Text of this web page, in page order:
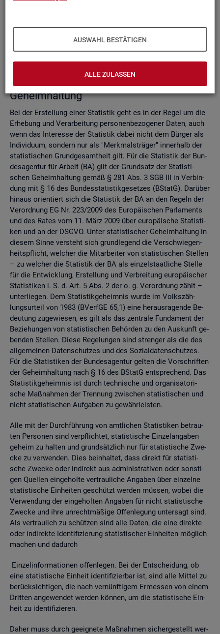
AUSWAHL BESTÄTIGEN
ALLE ZULASSEN
tung
Zell­sper­rungs­ver­fah­ren
Run­dungs­ver­fah­ren
Ver­gleich der Ver­fah­ren
Recht­li­che Grund­la­gen der sta­tis­ti­schen
Ge­heim­hal­tung
Bei der Er­stel­lung einer Sta­tis­tik geht es in der Regel um die
Er­he­bung und Ver­ar­bei­tung per­so­nen­be­zo­ge­ner Daten, auch
wenn das In­ter­es­se der Sta­tis­tik dabei nicht dem Bür­ger als
In­di­vi­du­um, son­dern nur als "Merk­mals­trä­ger" in­ner­halb der
sta­tis­ti­schen Grund­ge­samt­heit gilt. Für die Sta­tis­tik der Bun­
des­agen­tur für Ar­beit (BA) gilt der Grund­satz der Sta­tis­ti­
schen Ge­heim­hal­tung gemäß § 281 Abs. 3 SGB III in Ver­bin­
dung mit § 16 des Bun­des­sta­tis­tik­ge­set­zes (BStatG). Dar­über
hin­aus ori­en­tiert sich die Sta­tis­tik der BA an den Re­geln der
Ver­ord­nung EG Nr. 223/2009 des Eu­ro­päi­schen Par­la­ments
und des Rates vom 11. März 2009 über eu­ro­päi­sche Sta­tis­ti­
ken und an der DSGVO. Unter sta­tis­ti­scher Ge­heim­hal­tung in
die­sem Sinne ver­steht sich grund­le­gend die Ver­schwie­gen­
heits­pflicht, wel­cher die Mit­ar­bei­ter von sta­tis­ti­schen Stel­len
– zu wel­cher die Sta­tis­tik der BA als ein­zel­staat­li­che Stel­le
für die Ent­wick­lung, Er­stel­lung und Ver­brei­tung eu­ro­päi­scher
Sta­tis­ti­ken i. S. d. Art. 5 Abs. 2 der o. g. Ver­ord­nung zählt –
un­ter­lie­gen. Dem Sta­tis­tik­ge­heim­nis wurde im Volks­zäh­
lungs­ur­teil von 1983 (BVerf­GE 65,1) eine her­aus­ra­gen­de Be­
deu­tung zu­ge­wie­sen, es gilt als das zen­tra­le Fun­da­ment der
Be­zie­hun­gen von sta­tis­ti­schen Be­hör­den zu den Aus­kunft ge­
ben­den Stel­len. Diese Re­ge­lun­gen sind stren­ger als die des
all­ge­mei­nen Da­ten­schut­zes und des So­zi­al­da­ten­schut­zes.
Für die Sta­tis­ti­ken der Bun­des­agen­tur gel­ten die Vor­schrif­ten
der Ge­heim­hal­tung nach § 16 des BStatG ent­spre­chend. Das
Sta­tis­tik­ge­heim­nis ist durch tech­ni­sche und or­ga­ni­sa­to­ri­
sche Maß­nah­men der Tren­nung zwi­schen sta­tis­ti­schen und
nicht sta­tis­ti­schen Auf­ga­ben zu ge­währ­leis­ten.
Alle mit der Durch­füh­rung von amt­li­chen Sta­tis­ti­ken be­trau­
ten Per­so­nen sind ver­pflich­tet, sta­tis­ti­sche Ein­zel­an­ga­ben
ge­heim zu hal­ten und grund­sätz­lich nur für sta­tis­ti­sche Zwe­
cke zu ver­wen­den. Dies be­inhal­tet, dass di­rekt für sta­tis­ti­
sche Zwe­cke oder in­di­rekt aus ad­mi­nis­tra­ti­ven oder sons­ti­
gen Quel­len ein­ge­hol­te ver­trau­li­che An­ga­ben über ein­zel­ne
sta­tis­ti­sche Ein­hei­ten ge­schützt wer­den müs­sen, wobei die
Ver­wen­dung der ein­ge­hol­ten An­ga­ben für nicht sta­tis­ti­sche
Zwe­cke und ihre un­recht­mä­ßi­ge Of­fen­le­gung un­ter­sagt sind.
Als ver­trau­lich zu schüt­zen sind alle Daten, die eine di­rek­te
oder in­di­rek­te Iden­ti­fi­zie­rung sta­tis­ti­scher Ein­hei­ten mög­lich
ma­chen und da­durch
Ein­zel­in­for­ma­tio­nen of­fen­le­gen. Bei der Ent­schei­dung, ob
eine sta­tis­ti­sche Ein­heit iden­ti­fi­zier­bar ist, sind alle Mit­tel zu
be­rück­sich­ti­gen, die nach ver­nünf­ti­gem Er­mes­sen von einem
Drit­ten an­ge­wen­det wer­den kön­nen, um die sta­tis­ti­sche Ein­
heit zu iden­ti­fi­zie­ren.
Daher muss durch ge­eig­ne­te Maß­nah­men si­cher­ge­stellt wer­